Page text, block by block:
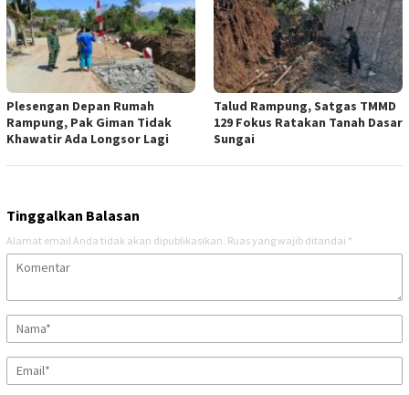
Plesengan Depan Rumah
Rampung, Pak Giman Tidak
Khawatir Ada Longsor Lagi
Talud Rampung, Satgas TMMD
129 Fokus Ratakan Tanah Dasar
Sungai
Tinggalkan Balasan
Alamat email Anda tidak akan dipublikasikan. Ruas yang wajib ditandai *